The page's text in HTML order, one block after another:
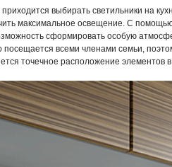
выбирать светильники на
максимальное освещение. С
сформировать особую
всеми членами семьи,
точечное расположение элементов